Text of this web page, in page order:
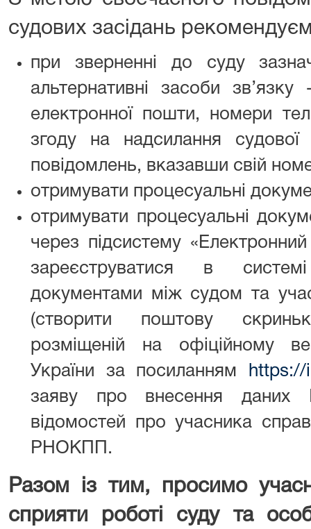
судових засідань
при зверненні до суду
альтернативні засоби
електронної пошти, номери
згоду на надсилання судової
повідомлень, вказавши свій
отримувати процесуальні
отримувати процесуальні
через підсистему
зареєструватися в
документами між судом та
(створити поштову
розміщеній на офіційному
України за посиланням
https://
заяву про внесення
відомостей про учасника
РНОКПП.
Разом із тим, просимо
сприяти роботі суду та